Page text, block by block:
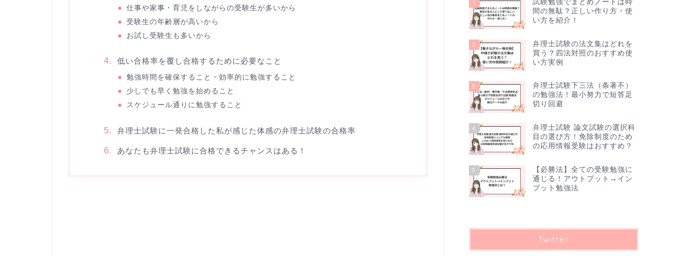
仕事や家事・育児をしながらの受験生が多いから
受験生の年齢層が高いから
お試し受験生も多いから
低い合格率を覆し合格するために必要なこと
勉強時間を確保すること・効率的に勉強すること
少しでも早く勉強を始めること
スケジュール通りに勉強すること
弁理士試験に一発合格した私が感じた体感の弁理士試験の合格率
あなたも弁理士試験に合格できるチャンスはある！
1
試験勉強でまとめノートは時
間の無駄？正しい作り方・使
い方を紹介！
2
弁理士試験の法文集はどれを
買う？四法対照のおすすめ使
い方実例
3
弁理士試験下三法（条著不）
の勉強法！最小努力で短答足
切り回避
4
弁理士試験 論文試験の選択科
目の選び方！免除制度のため
の応用情報受験はおすすめ？
5
【必勝法】全ての受験勉強に
通じる！アウトプット→イン
プット勉強法
Twitter